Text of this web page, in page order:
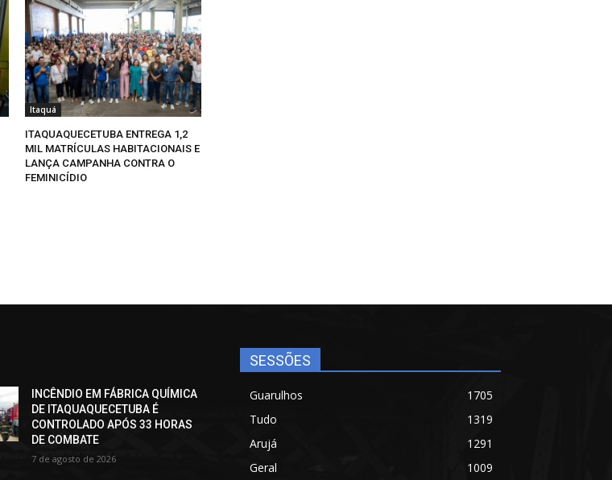
Itaquá
ITAQUAQUECETUBA ENTREGA 1,2
MIL MATRÍCULAS HABITACIONAIS E
LANÇA CAMPANHA CONTRA O
FEMINICÍDIO
INCÊNDIO EM FÁBRICA QUÍMICA
DE ITAQUAQUECETUBA É
CONTROLADO APÓS 33 HORAS
DE COMBATE
7 de agosto de 2026
SESSÕES
Guarulhos
1705
Tudo
1319
Arujá
1291
Geral
1009